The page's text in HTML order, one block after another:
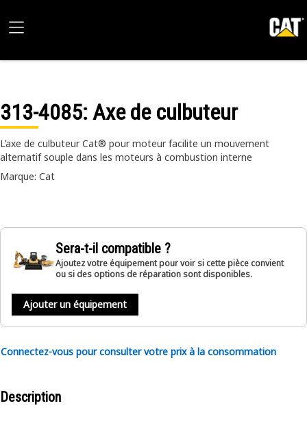
313-4085: Axe de culbuteur
L’axe de culbuteur Cat® pour moteur facilite un mouvement
alternatif souple dans les moteurs à combustion interne
Marque: Cat
Sera-t-il compatible ?
Ajoutez votre équipement pour voir si cette pièce convient
ou si des options de réparation sont disponibles.
Ajouter un équipement
Connectez-vous pour consulter votre prix à la consommation
Description